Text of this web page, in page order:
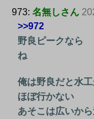
973: 名無しさん
>>972
野良ピークなら
ね
俺は野良だと水
ほぼ行かない
あそこは広いか